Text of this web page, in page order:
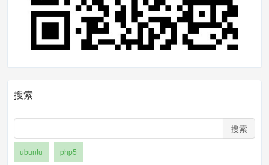
4:安装 Nginx
$ service nginx start #启动服务
5:安装MySQL
$ apt
搜索
搜索
ubuntu php5